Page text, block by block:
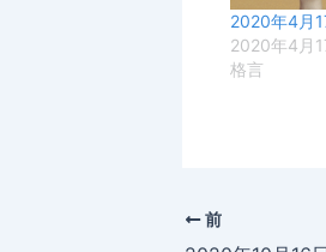
2020年4月
2020年4月
格言
前